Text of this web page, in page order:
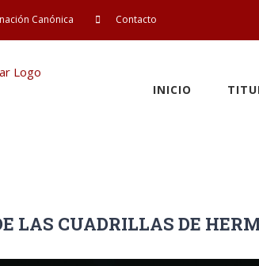
Canónica Contacto
INICIO
LAS CUADRILLAS DE